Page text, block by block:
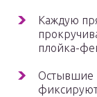
Каждую
плойка-
Остывшие